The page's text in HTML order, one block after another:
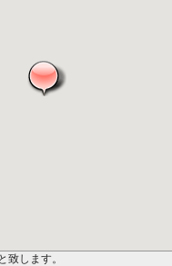
します。